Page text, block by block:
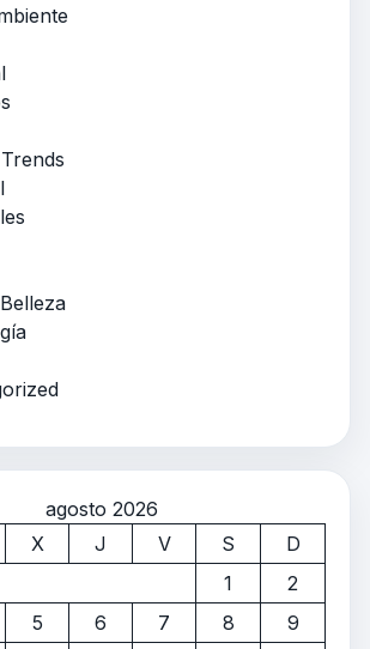
agosto 2026
X J V S
D
1
2
5 6 7 8
9